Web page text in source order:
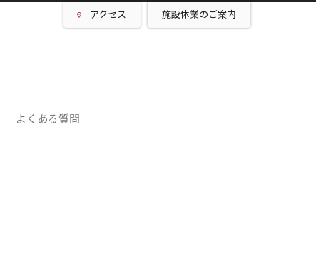
アクセス 施設休業のご案内
よくある質問